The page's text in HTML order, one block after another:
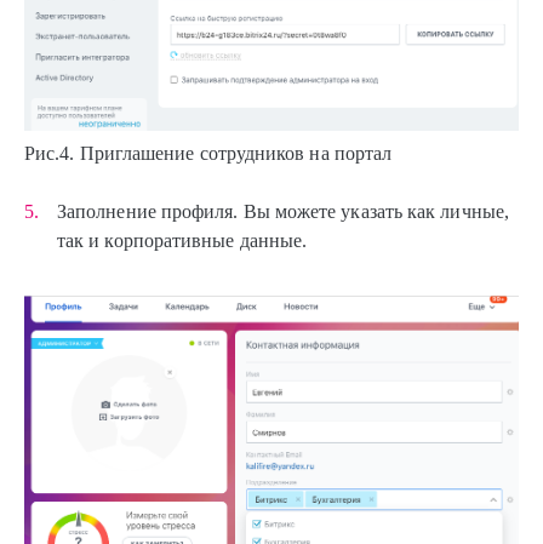
Рис.4. Приглашение сотрудников на портал
Заполнение профиля. Вы можете указать как личные,
так и корпоративные данные.